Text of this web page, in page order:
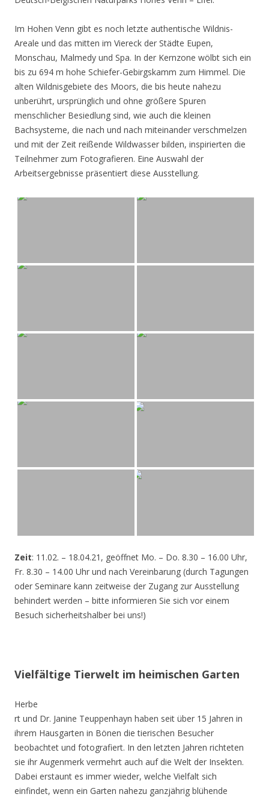
Im Hohen Venn gibt es noch letzte authentische Wildnis-
Areale und das mitten im Viereck der Städte Eupen,
Monschau, Malmedy und Spa. In der Kernzone wölbt sich ein
bis zu 694 m hohe Schiefer-Gebirgskamm zum Himmel. Die
alten Wildnisgebiete des Moors, die bis heute nahezu
unberührt, ursprünglich und ohne größere Spuren
menschlicher Besiedlung sind, wie auch die kleinen
Bachsysteme, die nach und nach miteinander verschmelzen
und mit der Zeit reißende Wildwasser bilden, inspirierten die
Teilnehmer zum Fotografieren. Eine Auswahl der
Arbeitsergebnisse präsentiert diese Ausstellung.
Zeit: 11.02. – 18.04.21, geöffnet Mo. – Do. 8.30 – 16.00 Uhr,
Fr. 8.30 – 14.00 Uhr und nach Vereinbarung (durch Tagungen
oder Seminare kann zeitweise der Zugang zur Ausstellung
behindert werden – bitte informieren Sie sich vor einem
Besuch sicherheitshalber bei uns!)
Vielfältige Tierwelt im heimischen Garten
Herbe
rt und Dr. Janine Teuppenhayn haben seit über 15 Jahren in
ihrem Hausgarten in Bönen die tierischen Besucher
beobachtet und fotografiert. In den letzten Jahren richteten
sie ihr Augenmerk vermehrt auch auf die Welt der Insekten.
Dabei erstaunt es immer wieder, welche Vielfalt sich
einfindet, wenn ein Garten nahezu ganzjährig blühende